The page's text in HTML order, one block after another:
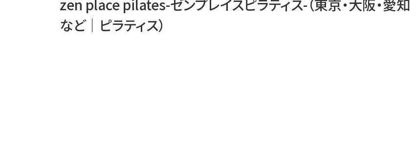
zen place pilates-ゼンプレイスピラティス-（東京・大阪・愛知
など｜ピラティス）